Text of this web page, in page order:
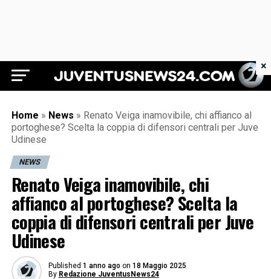
Juventus News 24
Home » News » Renato Veiga inamovibile, chi affianco al
portoghese? Scelta la coppia di difensori centrali per Juve
Udinese
NEWS
Renato Veiga inamovibile, chi
affianco al portoghese? Scelta la
coppia di difensori centrali per Juve
Udinese
Published 1 anno ago on 18 Maggio 2025
By Redazione JuventusNews24
×